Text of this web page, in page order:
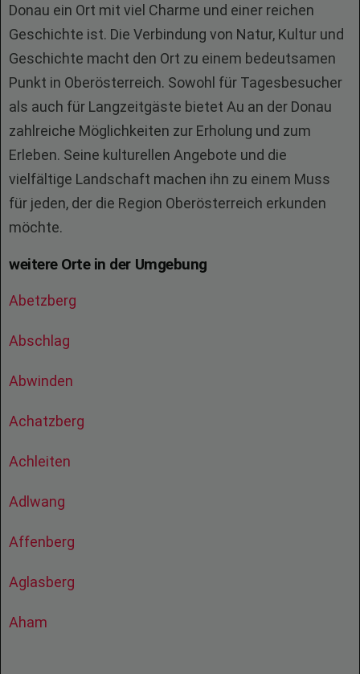
Donau ein Ort mit viel Charme und einer reichen
Geschichte ist. Die Verbindung von Natur, Kultur und
Geschichte macht den Ort zu einem bedeutsamen
Punkt in Oberösterreich. Sowohl für Tagesbesucher
als auch für Langzeitgäste bietet Au an der Donau
zahlreiche Möglichkeiten zur Erholung und zum
Erleben. Seine kulturellen Angebote und die
vielfältige Landschaft machen ihn zu einem Muss
für jeden, der die Region Oberösterreich erkunden
möchte.
weitere Orte in der Umgebung
Abetzberg
Abschlag
Abwinden
Achatzberg
Achleiten
Adlwang
Affenberg
Aglasberg
Aham